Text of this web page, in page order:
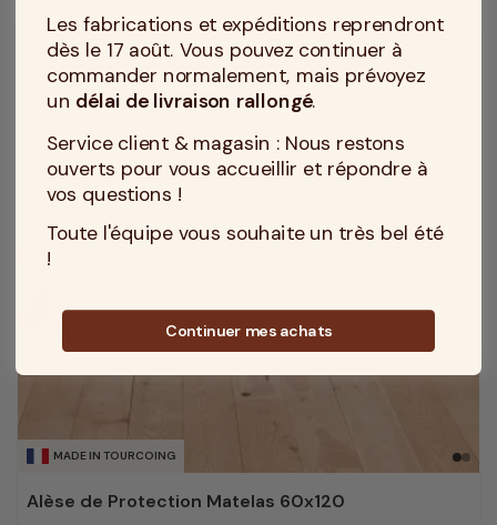
MADE IN TOURCOING
Alèse de Protection Matelas 60x120
Les fabrications et expéditions reprendront
dès le 17 août. Vous pouvez continuer à
commander normalement, mais prévoyez
un délai de livraison rallongé.
Service client & magasin : Nous restons
ouverts pour vous accueillir et répondre à
vos questions !
Toute l'équipe vous souhaite un très bel été
!
Continuer mes achats